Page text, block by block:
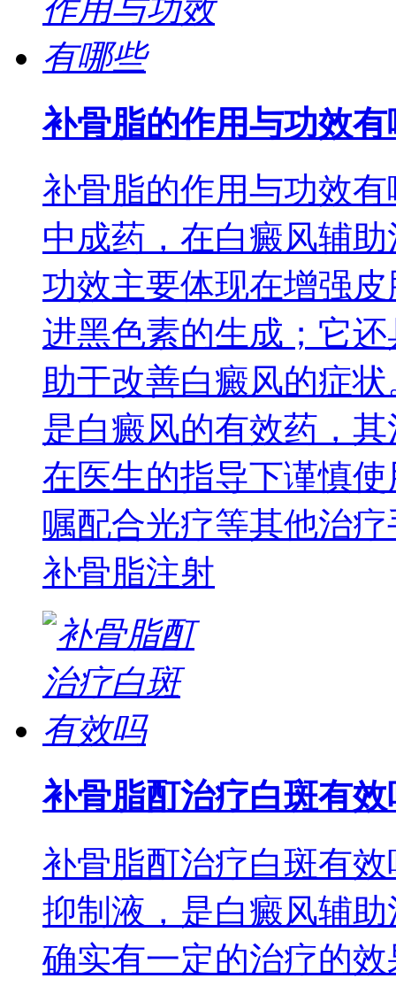
补骨脂的作用与功效有
补骨脂的作用与功效
中成药，在白癜风辅
功效主要体现在增强
进黑色素的生成；它
助于改善白癜风的症
是白癜风的有效药，
在医生的指导下谨慎
嘱配合光疗等其他治
补骨脂注射
补骨脂酊治疗白斑有效
补骨脂酊治疗白斑有
抑制液，是白癜风辅
确实有一定的治疗的